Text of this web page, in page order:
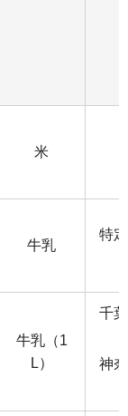
米
牛乳
特
牛乳（1
L）
千
神